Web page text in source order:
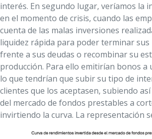
interés. En segundo lugar, veríamos la
en el momento de crisis, cuando las
cuenta de las malas inversiones
liquidez rápida para poder terminar
frente a sus deudas o recombinar su
producción. Para ello emitirían bonos a
lo que tendrían que subir su tipo de
clientes que los aceptasen, subiendo
del mercado de fondos prestables a
invirtiendo la curva. La representación